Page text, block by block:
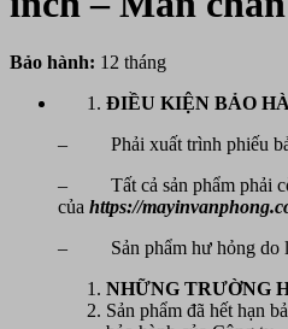
Bảo hành: 12 tháng
ĐIỀU KIỆN BẢO
– Phải xuất trình phiếu bảo
– Tất cả sản phẩm phải
của https://
– Sản phẩm hư hỏng do
NHỮNG TRƯỜNG
Sản phẩm đã hết hạn